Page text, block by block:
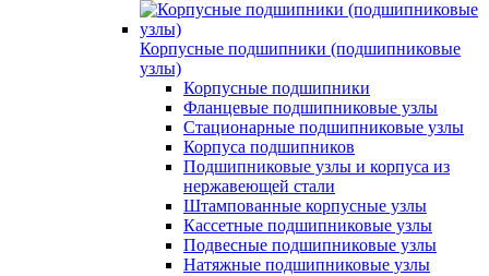
Корпусные подшипники (подшипниковые
узлы)
Корпусные подшипники
Фланцевые подшипниковые узлы
Стационарные подшипниковые узлы
Корпуса подшипников
Подшипниковые узлы и корпуса из
нержавеющей стали
Штампованные корпусные узлы
Кассетные подшипниковые узлы
Подвесные подшипниковые узлы
Натяжные подшипниковые узлы